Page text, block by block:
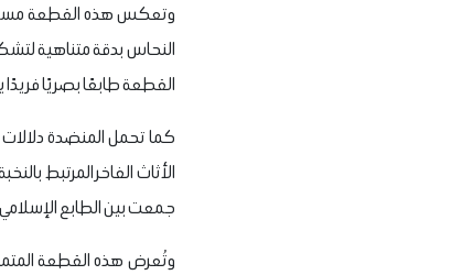
وتعكس هذه القطعة
النحاس بدقة متناهية
القطعة طابعًا بصريًا
كما تحمل المنضدة
الأثاث الفاخر المرتبط
جمعت بين الطابع الإسلامي
وتُعرض هذه القطعة